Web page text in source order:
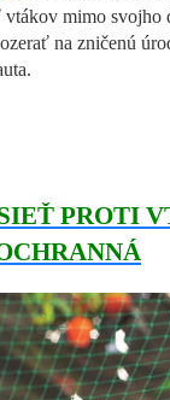
mimo svojho
na zničenú
PROTI